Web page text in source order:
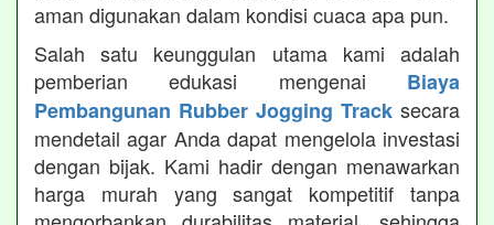
aman digunakan dalam kondisi cuaca apa pun.
Salah satu keunggulan utama kami adalah
pemberian edukasi mengenai Biaya
Pembangunan Rubber Jogging Track secara
mendetail agar Anda dapat mengelola investasi
dengan bijak. Kami hadir dengan menawarkan
harga murah yang sangat kompetitif tanpa